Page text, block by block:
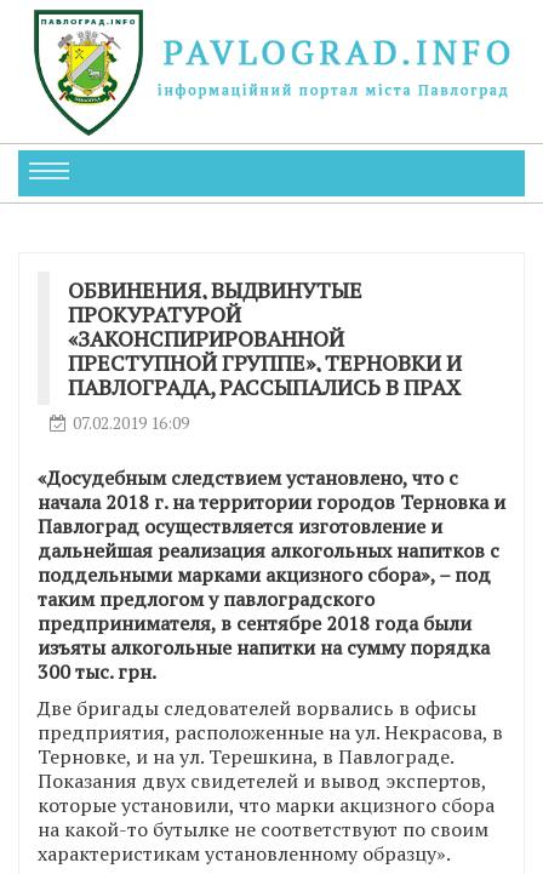
ОБВИНЕНИЯ, ВЫДВИНУТЫЕ
ПРОКУРАТУРОЙ
«ЗАКОНСПИРИРОВАННОЙ
ПРЕСТУПНОЙ ГРУППЕ», ТЕРНОВКИ И
ПАВЛОГРАДА, РАССЫПАЛИСЬ В ПРАХ
07.02.2019 16:09
«Досудебным следствием установлено, что с
начала 2018 г. на территории городов Терновка и
Павлоград осуществляется изготовление и
дальнейшая реализация алкогольных напитков с
поддельными марками акцизного сбора», – под
таким предлогом у павлоградского
предпринимателя, в сентябре 2018 года были
изъяты алкогольные напитки на сумму порядка
300 тыс. грн.
Две бригады следователей ворвались в офисы
предприятия, расположенные на ул. Некрасова, в
Терновке, и на ул. Терешкина, в Павлограде.
Показания двух свидетелей и вывод экспертов,
которые установили, что марки акцизного сбора
на какой-то бутылке не соответствуют по своим
характеристикам установленному образцу».